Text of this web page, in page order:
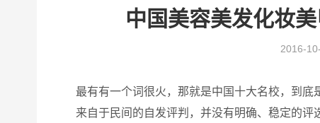
中国美容美发化妆
2016-
最有有一个词很火，那就是中国十大名校，到底
来自于民间的自发评判，并没有明确、稳定的